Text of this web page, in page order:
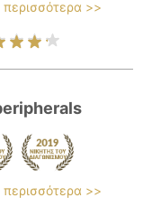
περισσότερα >>
περισσότερα >>